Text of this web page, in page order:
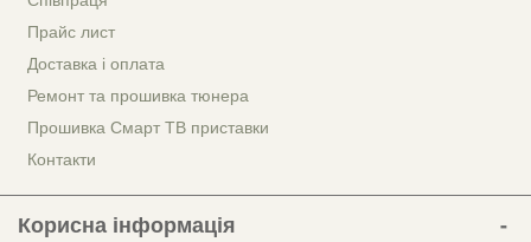
Прайс лист
Доставка і оплата
Ремонт та прошивка тюнера
Прошивка Смарт ТВ приставки
Контакти
Корисна інформація